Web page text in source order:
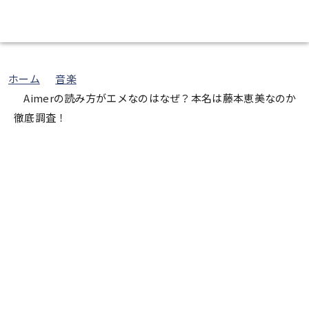
ホーム
音楽
Aimerの読み方がエメなのはなぜ？本名は藤本恵美なのか
徹底調査！